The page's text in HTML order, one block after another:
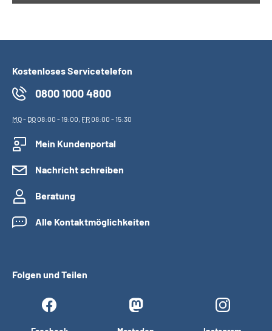
Mein Kundenportal
Kostenloses Servicetelefon
0800 1000 4800
MO- DO08:00 - 19:00, FR08:00 - 15:30
Mein Kundenportal
Nachricht schreiben
Beratung
Alle Kontaktmöglichkeiten
Folgen und Teilen